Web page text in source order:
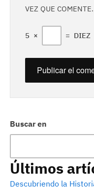
Buscar en
Últimos
Descubriendo la
VEZ QUE COMENTE.
5 × = DIEZ